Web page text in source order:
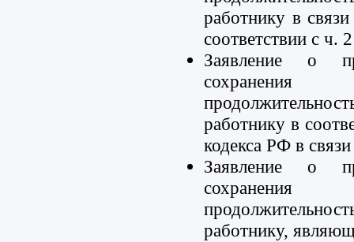
работнику в
соответствии с ч.
Заявление о
работнику в
кодекса РФ в
Заявление о
работнику,